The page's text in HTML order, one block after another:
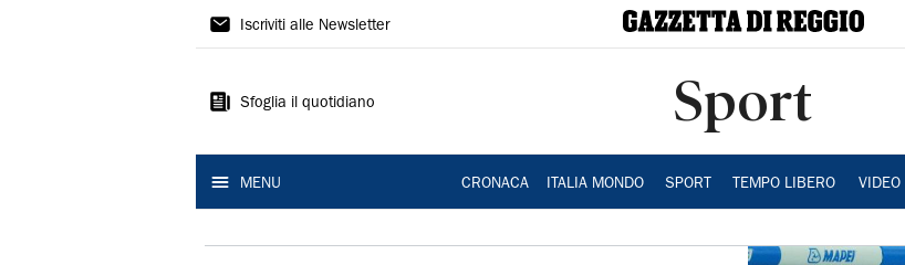
Gazzetta
Reggio
Iscriviti alle Newsletter
Sfoglia il quotidiano Sport
MENU CRONACA ITALIA MONDO SPORT TEMPO LIBERO VIDEO